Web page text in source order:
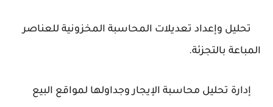
تحليل وإعداد تعديلات المحاسبة المخزونية للعناصر
المباعة بالتجزئة.
إدارة تحليل محاسبة الإيجار وجداولها لمواقع البيع